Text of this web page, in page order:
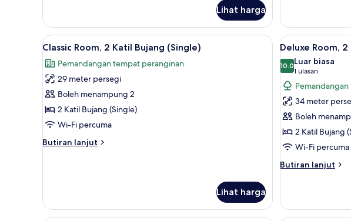
Room,
Katil
(Single)
Lihat harga
Room,
Katil
Raja
(King)
Lihat
semua
foto
untuk
Classic
Room,
2
Bujang
Peralatan tempat tidur hipoalergenik, bar mini, peti besi
4
Classic Room, 2 Katil Bujang (Single)
Pemandangan tempat peranginan
29 meter persegi
Boleh menampung 2
2 Katil Bujang (Single)
Wi-Fi percuma
Butiran lanjut
Butiran
Katil
Bujang
Lihat harga
Lihat
semua
foto
untuk
Deluxe
Room,
2
Katil
Bujang
(Single)
2
Deluxe Room,
10.010.0 daripada 10
Luar biasa
1 ulasan
(1
ulasan)
Pemandangan
34 meter
Boleh
2 Katil Bujang
Wi-Fi percuma
Butiran lanjut
Butiran
Room,